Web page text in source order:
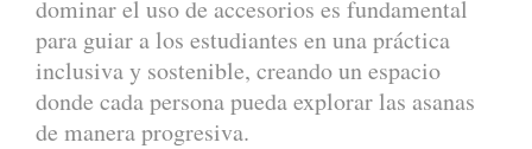
dominar el uso de accesorios es fundamental
para guiar a los estudiantes en una práctica
inclusiva y sostenible, creando un espacio
donde cada persona pueda explorar las asanas
de manera progresiva.